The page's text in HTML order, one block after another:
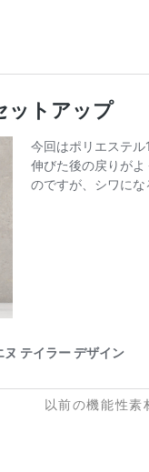
以前の機能性